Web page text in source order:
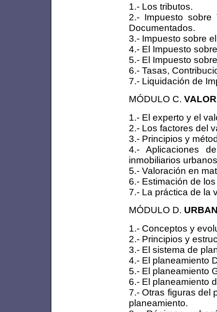
1.- Los tributos.
2.- Impuesto sobre
Documentados.
3.- Impuesto sobre
4.- El Impuesto
5.- El Impuesto
6.- Tasas,
7.- Liquidación de
MÓDULO C.
1.- El experto y el
2.- Los factores del
3.- Principios y
4.- Aplicaciones
inmobiliarios
5.- Valoración en
6.- Estimación de
7.- La práctica de la
MÓDULO D.
1.- Conceptos y
2.- Principios y
3.- El sistema de
4.- El planeamiento
5.- El planeamiento
6.- El planeamiento
7.- Otras figuras del
planeamiento.